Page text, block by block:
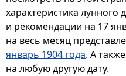
характеристика
и рекомендации на 17
на весь месяц
январь 1904 года. А
на любую другую дату.